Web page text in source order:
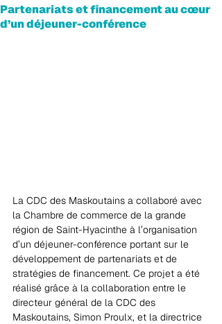
Partenariats et financement au cœur
d’un déjeuner-conférence
La CDC des Maskoutains a collaboré avec
la Chambre de commerce de la grande
région de Saint-Hyacinthe à l’organisation
d’un déjeuner-conférence portant sur le
développement de partenariats et de
stratégies de financement. Ce projet a été
réalisé grâce à la collaboration entre le
directeur général de la CDC des
Maskoutains, Simon Proulx, et la directrice